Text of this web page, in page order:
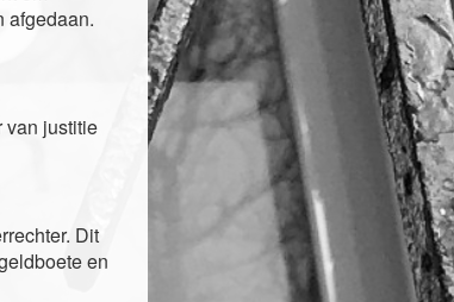
afgedaan.
van justitie
Dit
en